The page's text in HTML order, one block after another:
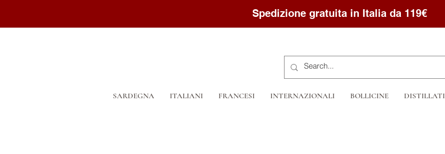
SARDEGNA ITALIANI FRANCESI INTERNAZIONALI BOLLICINE DISTILLATI